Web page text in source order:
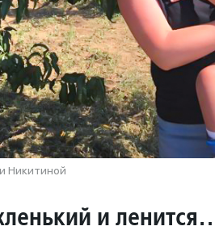
Никитиной
и